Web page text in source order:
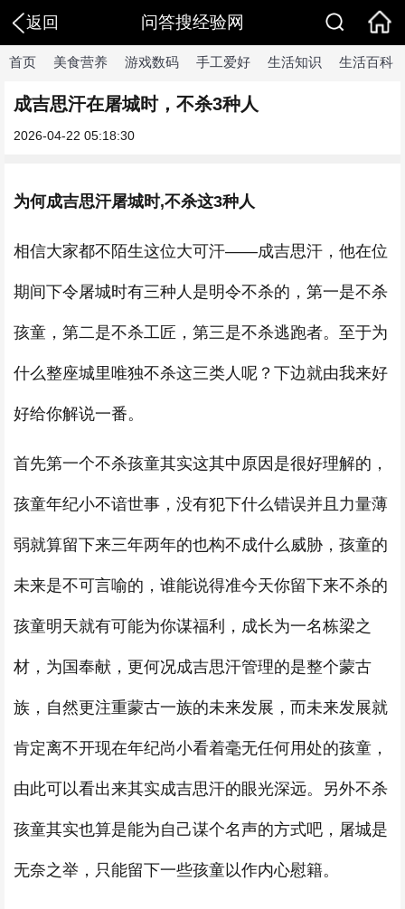
返回 问答搜经验网
首页 美食营养 游戏数码 手工爱好 生活知识 生活百科
成吉思汗在屠城时，不杀3种人
2026-04-22 05:18:30
为何成吉思汗屠城时,不杀这3种人
相信大家都不陌生这位大可汗——成吉思汗，他在位
期间下令屠城时有三种人是明令不杀的，第一是不杀
孩童，第二是不杀工匠，第三是不杀逃跑者。至于为
什么整座城里唯独不杀这三类人呢？下边就由我来好
好给你解说一番。
首先第一个不杀孩童其实这其中原因是很好理解的，
孩童年纪小不谙世事，没有犯下什么错误并且力量薄
弱就算留下来三年两年的也构不成什么威胁，孩童的
未来是不可言喻的，谁能说得准今天你留下来不杀的
孩童明天就有可能为你谋福利，成长为一名栋梁之
材，为国奉献，更何况成吉思汗管理的是整个蒙古
族，自然更注重蒙古一族的未来发展，而未来发展就
肯定离不开现在年纪尚小看着毫无任何用处的孩童，
由此可以看出来其实成吉思汗的眼光深远。另外不杀
孩童其实也算是能为自己谋个名声的方式吧，屠城是
无奈之举，只能留下一些孩童以作内心慰籍。